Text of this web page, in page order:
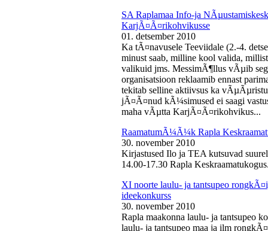
SA Raplamaa Info-ja
KarjÃ¤Ã¤rikohvikusse
01. detsember 2010
Ka tÃ¤navusele Teeviidale (2.-4.
minust saab, milline kool valida,
valikuid jms. MessimÃ¶llus vÃµib
organisatsioon reklaamib ennast
tekitab selline aktiivsus ka
jÃ¤Ã¤nud kÃ¼simused ei saagi
maha vÃµtta KarjÃ¤Ã¤rikohvikus...
RaamatumÃ¼Ã¼k Rapla
30. november 2010
Kirjastused Ilo ja TEA kutsuvad
14.00-17.30 Rapla
XI noorte laulu- ja tantsupeo
ideekonkurss
30. november 2010
Rapla maakonna laulu- ja tantsupeo
laulu- ja tantsupeo maa ja ilm